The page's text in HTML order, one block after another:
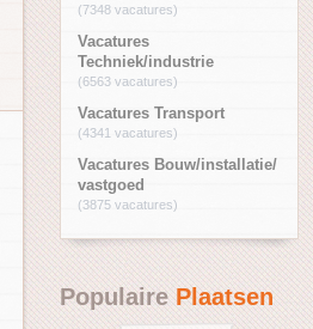
(7348 vacatures)
Vacatures
Techniek/industrie
(6563 vacatures)
Vacatures Transport
(4341 vacatures)
Vacatures Bouw/installatie/
vastgoed
(3875 vacatures)
PopulairePlaatsen